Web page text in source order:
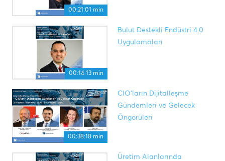
00:21:01 min
00:14:13 min
Bulut Destekli Endüstri 4.0
Uygulamaları
00:38:18 min
CIO'ların Dijitalleşme
Gündemleri ve Gelecek
Öngörüleri
Üretim Alanlarında